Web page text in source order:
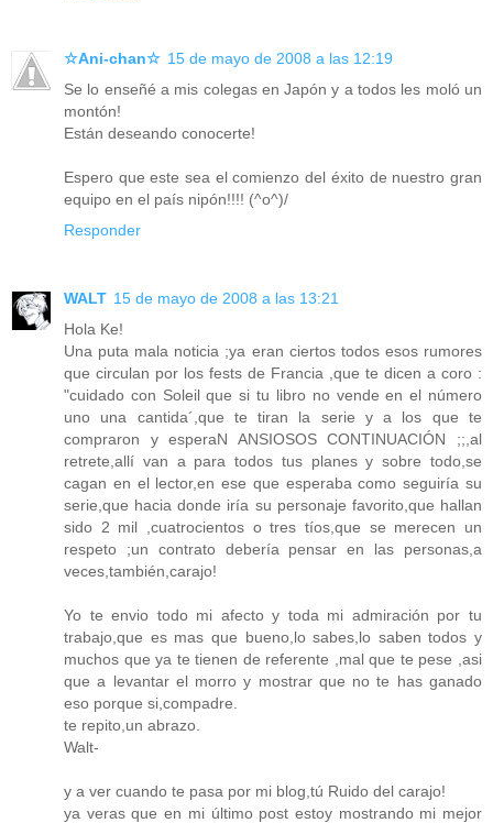
☆Ani-chan☆ 15 de mayo de 2008 a las 12:19
Se lo enseñé a mis colegas en Japón y a todos les moló un
montón!
Están deseando conocerte!
Espero que este sea el comienzo del éxito de nuestro gran
equipo en el país nipón!!!! (^o^)/
Responder
WALT 15 de mayo de 2008 a las 13:21
Hola Ke!
Una puta mala noticia ;ya eran ciertos todos esos rumores
que circulan por los fests de Francia ,que te dicen a coro :
"cuidado con Soleil que si tu libro no vende en el número
uno una cantida´,que te tiran la serie y a los que te
compraron y esperaN ANSIOSOS CONTINUACIÓN ;;,al
retrete,allí van a para todos tus planes y sobre todo,se
cagan en el lector,en ese que esperaba como seguiría su
serie,que hacia donde iría su personaje favorito,que hallan
sido 2 mil ,cuatrocientos o tres tíos,que se merecen un
respeto ;un contrato debería pensar en las personas,a
veces,también,carajo!
Yo te envio todo mi afecto y toda mi admiración por tu
trabajo,que es mas que bueno,lo sabes,lo saben todos y
muchos que ya te tienen de referente ,mal que te pese ,asi
que a levantar el morro y mostrar que no te has ganado
eso porque si,compadre.
te repito,un abrazo.
Walt-
y a ver cuando te pasa por mi blog,tú Ruido del carajo!
ya veras que en mi último post estoy mostrando mi mejor